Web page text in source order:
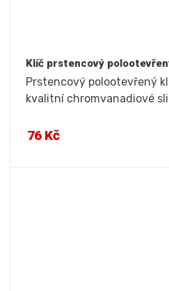
Klíč prstencový
Prstencový polootevřený
kvalitní chromvanadiové
76 Kč